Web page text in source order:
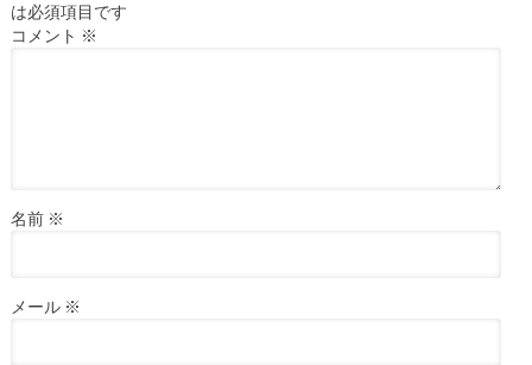
は必須項目です
コメント ※
名前 ※
メール ※